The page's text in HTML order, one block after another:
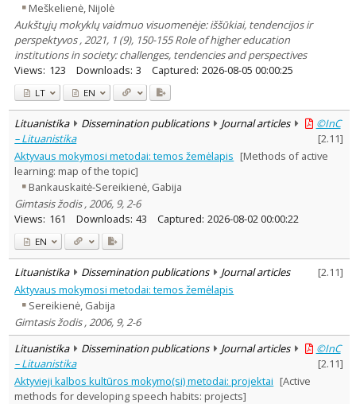
Meškelienė, Nijolė
Aukštųjų mokyklų vaidmuo visuomenėje: iššūkiai, tendencijos ir
perspektyvos , 2021, 1 (9), 150-155 Role of higher education
institutions in society: challenges, tendencies and perspectives
Views: 123 Downloads: 3 Captured: 2026-08-05 00:00:25
LT EN
Lituanistika Dissemination publications Journal articles
©InC
– Lituanistika
[2.11]
Aktyvaus mokymosi metodai: temos žemėlapis [Methods of active
learning: map of the topic]
Bankauskaitė-Sereikienė, Gabija
Gimtasis žodis , 2006, 9, 2-6
Views: 161 Downloads: 43 Captured: 2026-08-02 00:00:22
EN
Lituanistika Dissemination publications Journal articles [2.11]
Aktyvaus mokymosi metodai: temos žemėlapis
Sereikienė, Gabija
Gimtasis žodis , 2006, 9, 2-6
Lituanistika
Dissemination publications Journal articles
©InC
– Lituanistika
[2.11]
Aktyvieji kalbos kultūros mokymo(si) metodai: projektai [Active
methods for developing speech habits: projects]